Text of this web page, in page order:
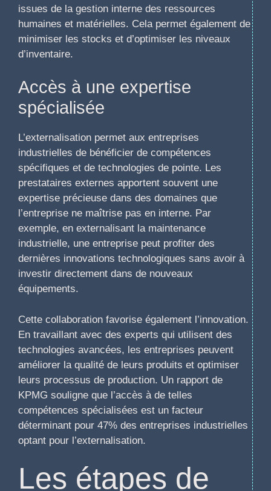
issues de la gestion interne des ressources
humaines et matérielles. Cela permet également de
minimiser les stocks et d’optimiser les niveaux
d’inventaire.
Accès à une expertise
spécialisée
L’externalisation permet aux entreprises
industrielles de bénéficier de compétences
spécifiques et de technologies de pointe. Les
prestataires externes apportent souvent une
expertise précieuse dans des domaines que
l’entreprise ne maîtrise pas en interne. Par
exemple, en externalisant la maintenance
industrielle, une entreprise peut profiter des
dernières innovations technologiques sans avoir à
investir directement dans de nouveaux
équipements.
Cette collaboration favorise également l’innovation.
En travaillant avec des experts qui utilisent des
technologies avancées, les entreprises peuvent
améliorer la qualité de leurs produits et optimiser
leurs processus de production. Un rapport de
KPMG souligne que l’accès à de telles
compétences spécialisées est un facteur
déterminant pour 47% des entreprises industrielles
optant pour l’externalisation.
Les étapes de